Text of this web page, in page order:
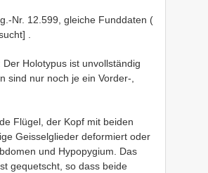
Nr. 12.599, gleiche Funddaten (
.
Holotypus ist unvollständig
sind nur noch je ein Vorder-,
Flügel, der Kopf mit beiden
Geisselglieder deformiert oder
und Hypopygium. Das
gequetscht, so dass beide